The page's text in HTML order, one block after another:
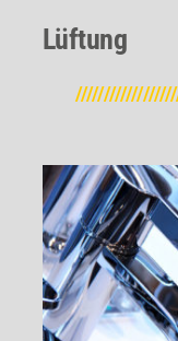
Lüftung